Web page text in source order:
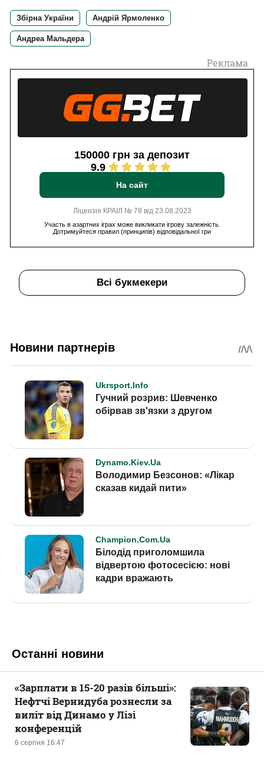
Збірна України Андрій Ярмоленко
Андреа Мальдера
Реклама
150000 грн за депозит
9.9
На сайт
Ліцензія КРАІЛ № 78 від 23.08.2023
Участь в азартних іграх може викликати ігрову залежність.
Дотримуйтеся правил (принципів) відповідальної гри
Всі букмекери
Останні новини
6 серпня 16:47
«Зарплати в 15-20 разів більші»:
Нефтчі Вернидуба рознесли за
виліт від Динамо у Лізі
конференцій